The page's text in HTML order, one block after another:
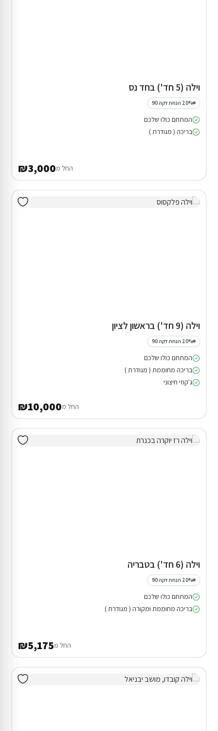
וילה (5 חד') בחד נס
20% הנחת דקה 90
המתחם כולו שלכם
בריכה ( מגודרת )
החל מ₪3,000
וילה (9 חד') בראשון לציון
20% הנחת דקה 90
המתחם כולו שלכם
בריכה מחוממת ( מגודרת )
ג'קוזי חיצוני
החל מ₪10,000
וילה (6 חד') בטבריה
20% הנחת דקה 90
המתחם כולו שלכם
בריכה מחוממת ומקורה ( מגודרת )
החל מ₪5,175